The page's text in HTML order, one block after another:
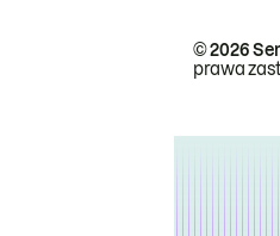
© 2026
prawa